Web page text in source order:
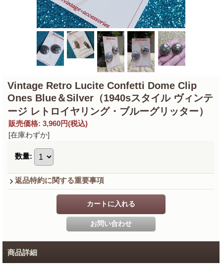
Vintage Retro Lucite Confetti Dome Clip
Ones Blue＆Silver（1940sスタイル ヴィンテ
ージ レトロイヤリング・ブルーグリッター）
販売価格: 3,960円(税込)
[在庫わずか]
数量:
返品特約に関する重要事項
商品詳細